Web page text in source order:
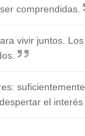
comprendidas.
vivir juntos. Los
suficientemente
el interés